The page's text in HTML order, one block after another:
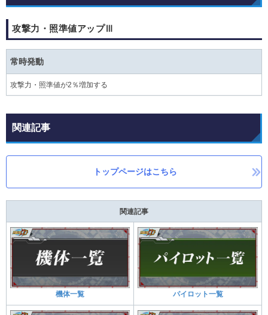
攻撃力・照準値アップⅢ
常時発動
攻撃力・照準値が2％増加する
関連記事
トップページはこちら
関連記事
機体一覧 パイロット一覧